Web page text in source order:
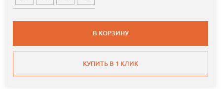
В КОРЗИНУ
КУПИТЬ В 1 КЛИК